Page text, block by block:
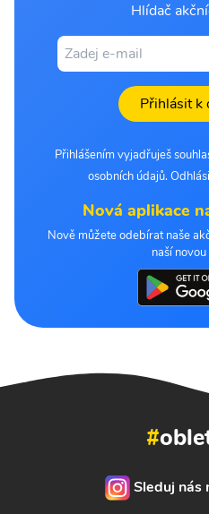
Hlídač
Přihlásit k
Přihlášením vyjadřuješ
osobních údajů.
Nová aplikace
Nově můžete odebírat naše
naší
#
Sleduj nás